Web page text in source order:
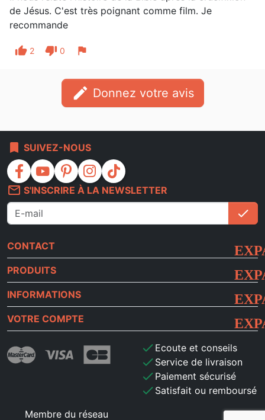
de Jésus. C'est très poignant comme film. Je
recommande
thumb_up 2 thumb_down 0 flag
edit Donnez votre avis
bookmark SUIVEZ-NOUS
facebook youtube pinterest instagram
tiktok
mail_outline S'INSCRIRE À LA NEWSLETTER
check
CONTACT
PRODUITS
INFORMATIONS
VOTRE COMPTE
check Ecoute et conseils
check Service de livraison
check Paiement sécurisé
check Satisfait ou remboursé
Membre du réseau